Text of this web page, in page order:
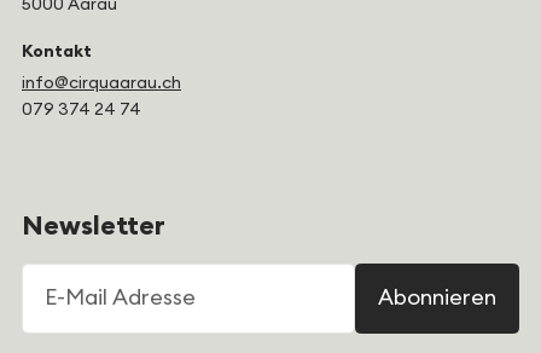
5000 Aarau
Kontakt
info@cirquaarau.ch
079 374 24 74
Newsletter
Abonnieren